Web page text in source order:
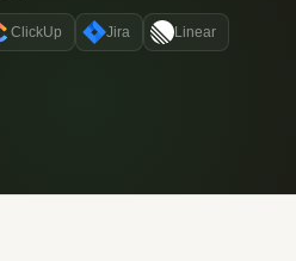
ClickUp Jira Linear